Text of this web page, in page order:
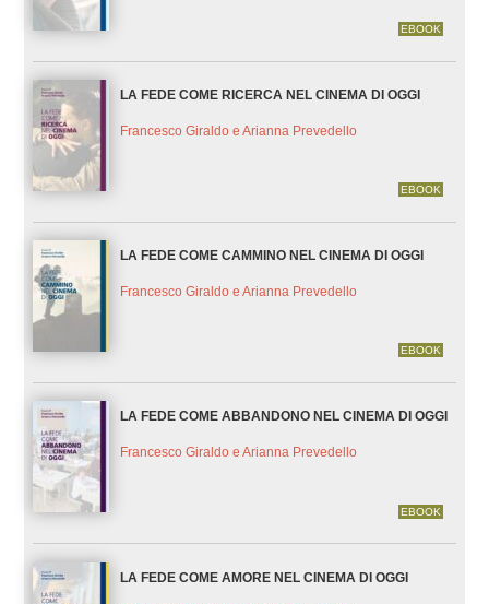
EBOOK
LA FEDE COME RICERCA NEL CINEMA DI OGGI
Francesco Giraldo e Arianna Prevedello
EBOOK
LA FEDE COME CAMMINO NEL CINEMA DI OGGI
Francesco Giraldo e Arianna Prevedello
EBOOK
LA FEDE COME ABBANDONO NEL CINEMA DI OGGI
Francesco Giraldo e Arianna Prevedello
EBOOK
LA FEDE COME AMORE NEL CINEMA DI OGGI